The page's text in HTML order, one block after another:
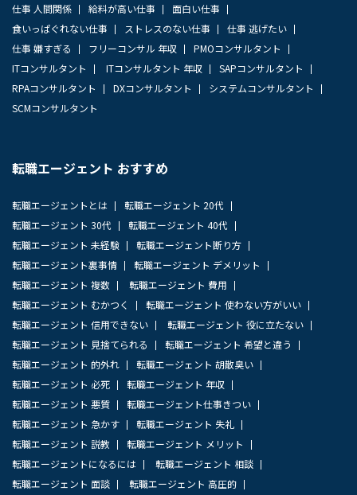
仕事 人間関係
給料が高い仕事
面白い仕事
食いっぱぐれない仕事
ストレスのない仕事
仕事 逃げたい
仕事 嫌すぎる
フリーコンサル 年収
PMOコンサルタント
ITコンサルタント
ITコンサルタント 年収
SAPコンサルタント
RPAコンサルタント
DXコンサルタント
システムコンサルタント
SCMコンサルタント
転職エージェント おすすめ
転職エージェントとは
転職エージェント 20代
転職エージェント 30代
転職エージェント 40代
転職エージェント 未経験
転職エージェント断り方
転職エージェント裏事情
転職エージェント デメリット
転職エージェント 複数
転職エージェント 費用
転職エージェント むかつく
転職エージェント 使わない方がいい
転職エージェント 信用できない
転職エージェント 役に立たない
転職エージェント 見捨てられる
転職エージェント 希望と違う
転職エージェント 的外れ
転職エージェント 胡散臭い
転職エージェント 必死
転職エージェント 年収
転職エージェント 悪質
転職エージェント仕事きつい
転職エージェント 急かす
転職エージェント 失礼
転職エージェント 説教
転職エージェント メリット
転職エージェントになるには
転職エージェント 相談
転職エージェント 面談
転職エージェント 高圧的